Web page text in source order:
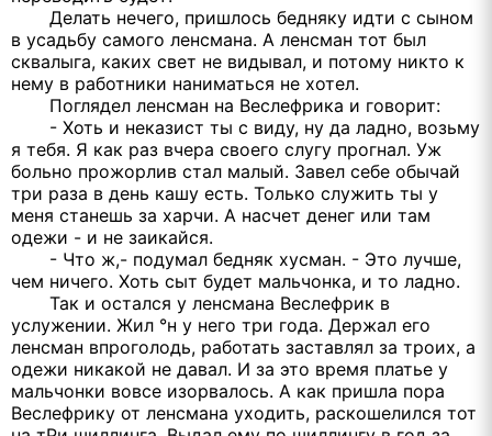
Делать нечего, пришлось бедняку идти с сыном
в усадьбу самого ленсмана. А ленсман тот был
сквалыга, каких свет не видывал, и потому никто к
нему в работники наниматься не хотел.
Поглядел ленсман на Веслефрика и говорит:
- Хоть и неказист ты с виду, ну да ладно, возьму
я тебя. Я как раз вчера своего слугу прогнал. Уж
больно прожорлив стал малый. Завел себе обычай
три раза в день кашу есть. Только служить ты у
меня станешь за харчи. А насчет денег или там
одежи - и не заикайся.
- Что ж,- подумал бедняк хусман. - Это лучше,
чем ничего. Хоть сыт будет мальчонка, и то ладно.
Так и остался у ленсмана Веслефрик в
услужении. Жил °н у него три года. Держал его
ленсман впроголодь, работать заставлял за троих, а
одежи никакой не давал. И за это время платье у
мальчонки вовсе изорвалось. А как пришла пора
Веслефрику от ленсмана уходить, раскошелился тот